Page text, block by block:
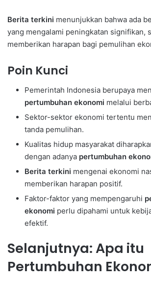
Berita terkini menunjukkan bahwa ada
yang mengalami peningkatan signifikan,
memberikan harapan bagi pemulihan
Poin Kunci
Pemerintah Indonesia berupaya
pertumbuhan ekonomi melalui
Sektor-sektor ekonomi tertentu
tanda pemulihan.
Kualitas hidup masyarakat
dengan adanya pertumbuhan
Berita terkini mengenai ekonomi
memberikan harapan positif.
Faktor-faktor yang mempengaruhi
ekonomi perlu dipahami untuk
efektif.
Selanjutnya: Apa itu
Pertumbuhan